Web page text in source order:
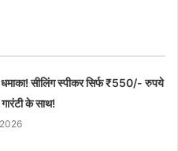
सीलिंग स्पीकर सिर्फ ₹550/- रुपये
के साथ!